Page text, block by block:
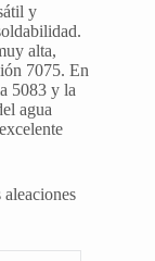
y
alta,
7075. En
5083 y la
agua